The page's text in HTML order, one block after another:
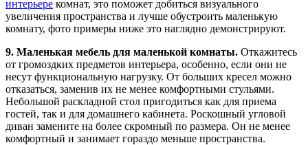
интерьере комнат, это поможет добиться визуального
увеличения пространства и лучше обустроить маленькую
комнату, фото примеры ниже это наглядно демонстрируют.
9. Маленькая мебель для маленькой комнаты. Откажитесь
от громоздких предметов интерьера, особенно, если они не
несут функциональную нагрузку. От больших кресел можно
отказаться, заменив их не менее комфортными стульями.
Небольшой раскладной стол пригодиться как для приема
гостей, так и для домашнего кабинета. Роскошный угловой
диван замените на более скромный по размера. Он не менее
комфортный и занимает гораздо меньше пространства.